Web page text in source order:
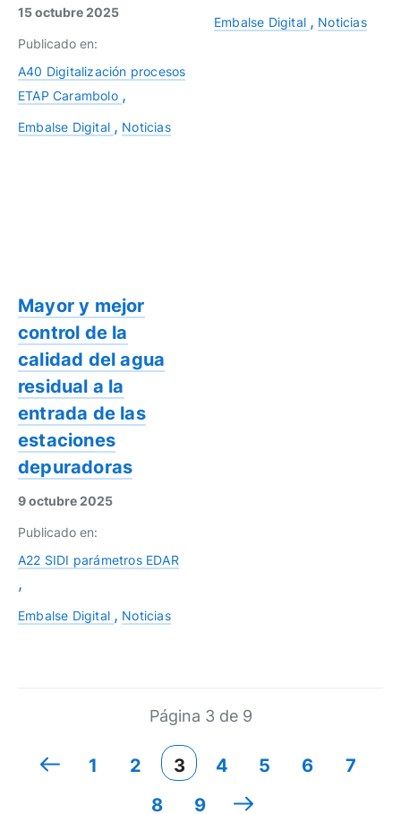
15 octubre 2025
Publicado en:
A40 Digitalización procesos
ETAP Carambolo
Embalse Digital Noticias
Embalse Digital Noticias
Mayor y mejor
control de la
calidad del agua
residual a la
entrada de las
estaciones
depuradoras
9 octubre 2025
Publicado en:
A22 SIDI parámetros EDAR
Embalse Digital Noticias
Página 3 de 9
1 2 3 4 5 6
7
8
9